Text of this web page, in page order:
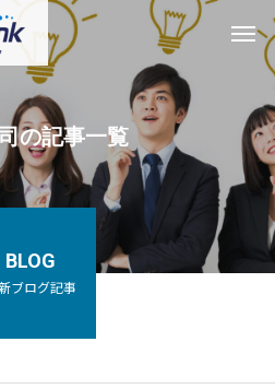
の記事一覧
BLOG
ブログ記事